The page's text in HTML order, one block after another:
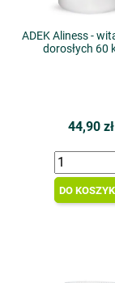
ADEK Aliness -
dorosłych 60
44,90 zł
DO